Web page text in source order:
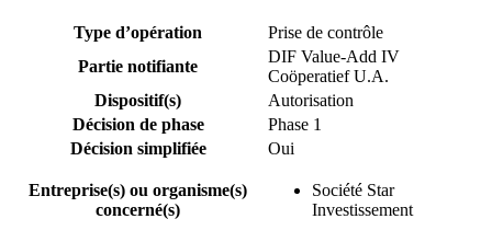
Type d’opération
Prise de contrôle
Partie notifiante
DIF Value-Add IV
Coöperatief U.A.
Dispositif(s)
Autorisation
Décision de phase
Phase 1
Décision simplifiée
Oui
Entreprise(s) ou organisme(s)
concerné(s)
Société Star
Investissement